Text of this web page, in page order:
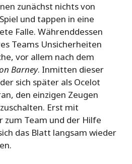
zunächst nichts von
und tappen in eine
Falle. Währenddessen
Teams Unsicherheiten
vor allem nach dem
Barney. Inmitten dieser
sich später als Ocelot
den einzigen Zeugen
Erst mit
zum Team und der Hilfe
das Blatt langsam wieder